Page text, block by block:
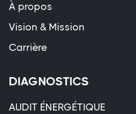
À propos
Vision & Mission
Carrière
DIAGNOSTICS
AUDIT ÉNERGÉTIQUE